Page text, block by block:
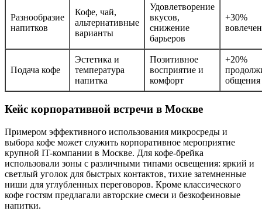
Разнообразие
напитков
Кофе, чай,
альтернативные
варианты
Удовлетворение
вкусов,
снижение
барьеров
+30%
Подача кофе
Эстетика и
температура
напитка
Позитивное
восприятие и
комфорт
+20%
общения
Кейс корпоративной встречи в Москве
Примером эффективного использования микросреды и
выбора кофе может служить корпоративное мероприятие
крупной IT-компании в Москве. Для кофе-брейка
использовали зоны с различными типами освещения: яркий и
светлый уголок для быстрых контактов, тихие затемненные
ниши для углубленных переговоров. Кроме классического
кофе гостям предлагали авторские смеси и безкофеиновые
напитки.